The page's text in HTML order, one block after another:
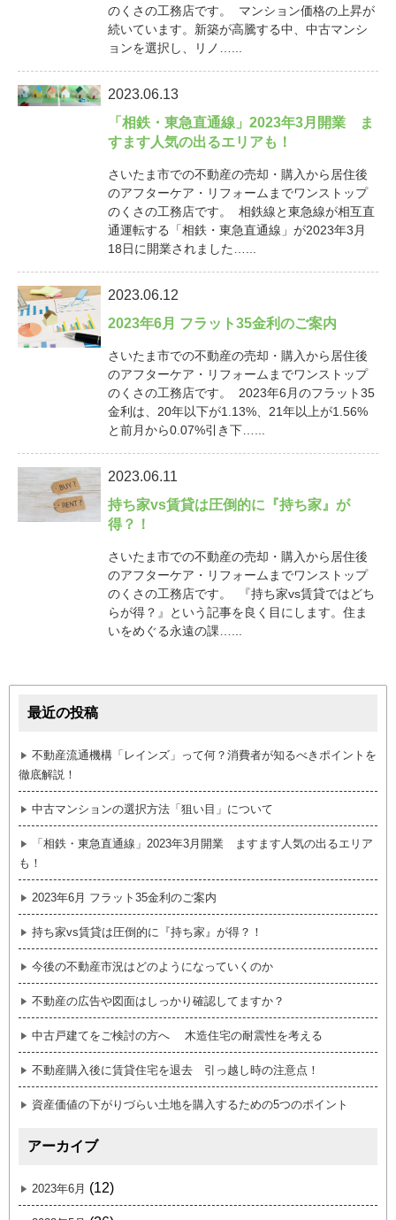
のくさの工務店です。 マンション価格の上昇が
続いています。新築が高騰する中、中古マンシ
ョンを選択し、リノ…...
2023.06.13
「相鉄・東急直通線」2023年3月開業 ま
すます人気の出るエリアも！
さいたま市での不動産の売却・購入から居住後
のアフターケア・リフォームまでワンストップ
のくさの工務店です。 相鉄線と東急線が相互直
通運転する「相鉄・東急直通線」が2023年3月
18日に開業されました…...
2023.06.12
2023年6月 フラット35金利のご案内
さいたま市での不動産の売却・購入から居住後
のアフターケア・リフォームまでワンストップ
のくさの工務店です。 2023年6月のフラット35
金利は、20年以下が1.13%、21年以上が1.56%
と前月から0.07%引き下…...
2023.06.11
持ち家vs賃貸は圧倒的に『持ち家』が
得？！
さいたま市での不動産の売却・購入から居住後
のアフターケア・リフォームまでワンストップ
のくさの工務店です。 『持ち家vs賃貸ではどち
らが得？』という記事を良く目にします。住ま
いをめぐる永遠の課…...
最近の投稿
不動産流通機構「レインズ」って何？消費者が知るべきポイントを
徹底解説！
中古マンションの選択方法「狙い目」について
「相鉄・東急直通線」2023年3月開業 ますます人気の出るエリア
も！
2023年6月 フラット35金利のご案内
持ち家vs賃貸は圧倒的に『持ち家』が得？！
今後の不動産市況はどのようになっていくのか
不動産の広告や図面はしっかり確認してますか？
中古戸建てをご検討の方へ 木造住宅の耐震性を考える
不動産購入後に賃貸住宅を退去 引っ越し時の注意点！
資産価値の下がりづらい土地を購入するための5つのポイント
アーカイブ
2023年6月 (12)